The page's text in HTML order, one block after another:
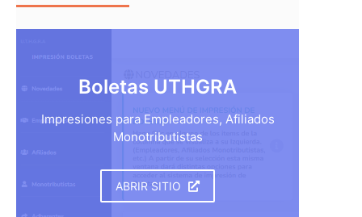
Boletas UTHGRA
Impresiones para Empleadores, Afiliados
Monotributistas
ABRIR SITIO